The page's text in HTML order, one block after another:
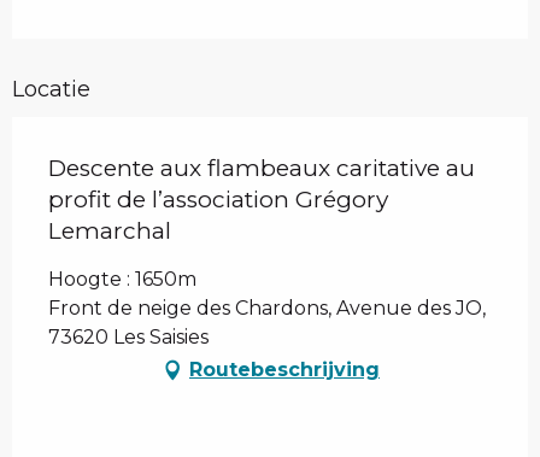
Locatie
Descente aux flambeaux caritative au
profit de l’association Grégory
Lemarchal
Hoogte : 1650m
Front de neige des Chardons, Avenue des JO,
73620 Les Saisies
Routebeschrijving